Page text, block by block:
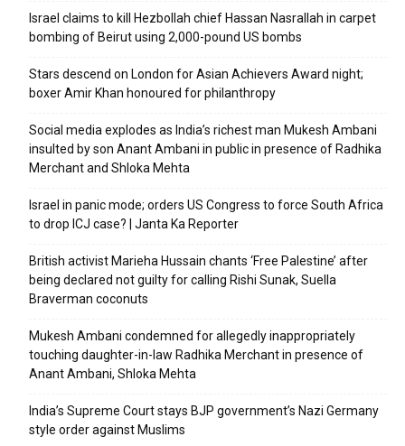
Israel claims to kill Hezbollah chief Hassan Nasrallah in carpet
bombing of Beirut using 2,000-pound US bombs
Stars descend on London for Asian Achievers Award night;
boxer Amir Khan honoured for philanthropy
Social media explodes as India’s richest man Mukesh Ambani
insulted by son Anant Ambani in public in presence of Radhika
Merchant and Shloka Mehta
Israel in panic mode; orders US Congress to force South Africa
to drop ICJ case? | Janta Ka Reporter
British activist Marieha Hussain chants ‘Free Palestine’ after
being declared not guilty for calling Rishi Sunak, Suella
Braverman coconuts
Mukesh Ambani condemned for allegedly inappropriately
touching daughter-in-law Radhika Merchant in presence of
Anant Ambani, Shloka Mehta
India’s Supreme Court stays BJP government’s Nazi Germany
style order against Muslims